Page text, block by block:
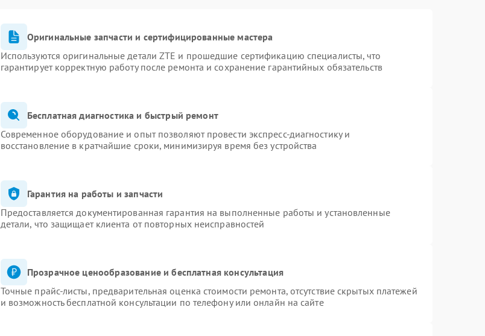
Оригинальные запчасти и сертифицированные мастера
Используются оригинальные детали ZTE и прошедшие сертификацию специалисты, что
гарантирует корректную работу после ремонта и сохранение гарантийных обязательств
Бесплатная диагностика и быстрый ремонт
Современное оборудование и опыт позволяют провести экспресс-диагностику и
восстановление в кратчайшие сроки, минимизируя время без устройства
Гарантия на работы и запчасти
Предоставляется документированная гарантия на выполненные работы и установленные
детали, что защищает клиента от повторных неисправностей
Прозрачное ценообразование и бесплатная консультация
Точные прайс-листы, предварительная оценка стоимости ремонта, отсутствие скрытых платежей
и возможность бесплатной консультации по телефону или онлайн на сайте